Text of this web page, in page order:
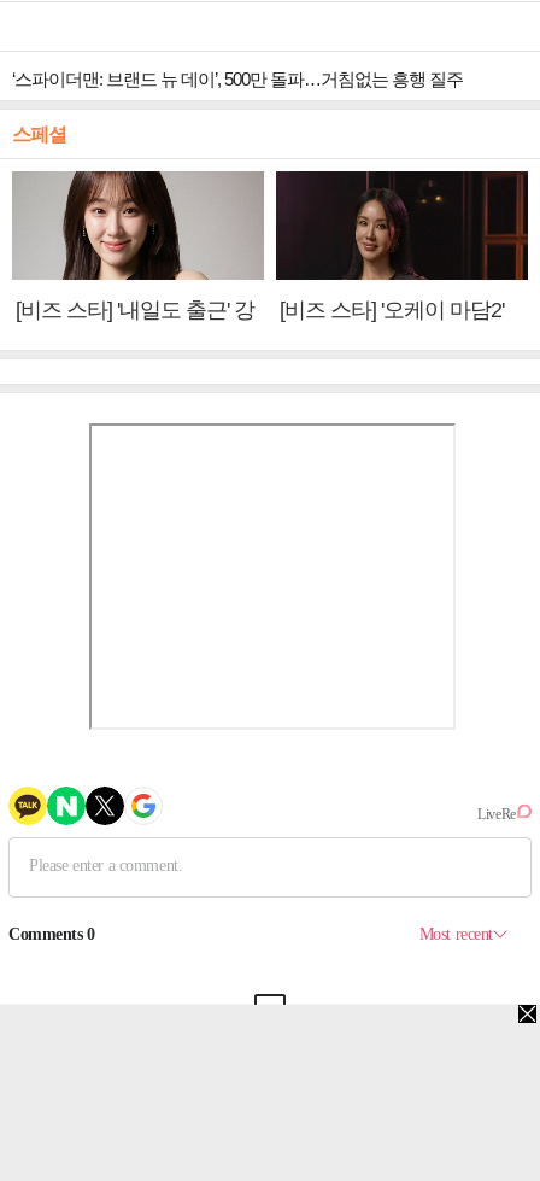
‘스파이더맨: 브랜드 뉴 데이’, 500만 돌파…거침없는 흥행 질주
스페셜
[비즈 스타] '내일도 출근' 강
[비즈 스타] '오케이 마담2'